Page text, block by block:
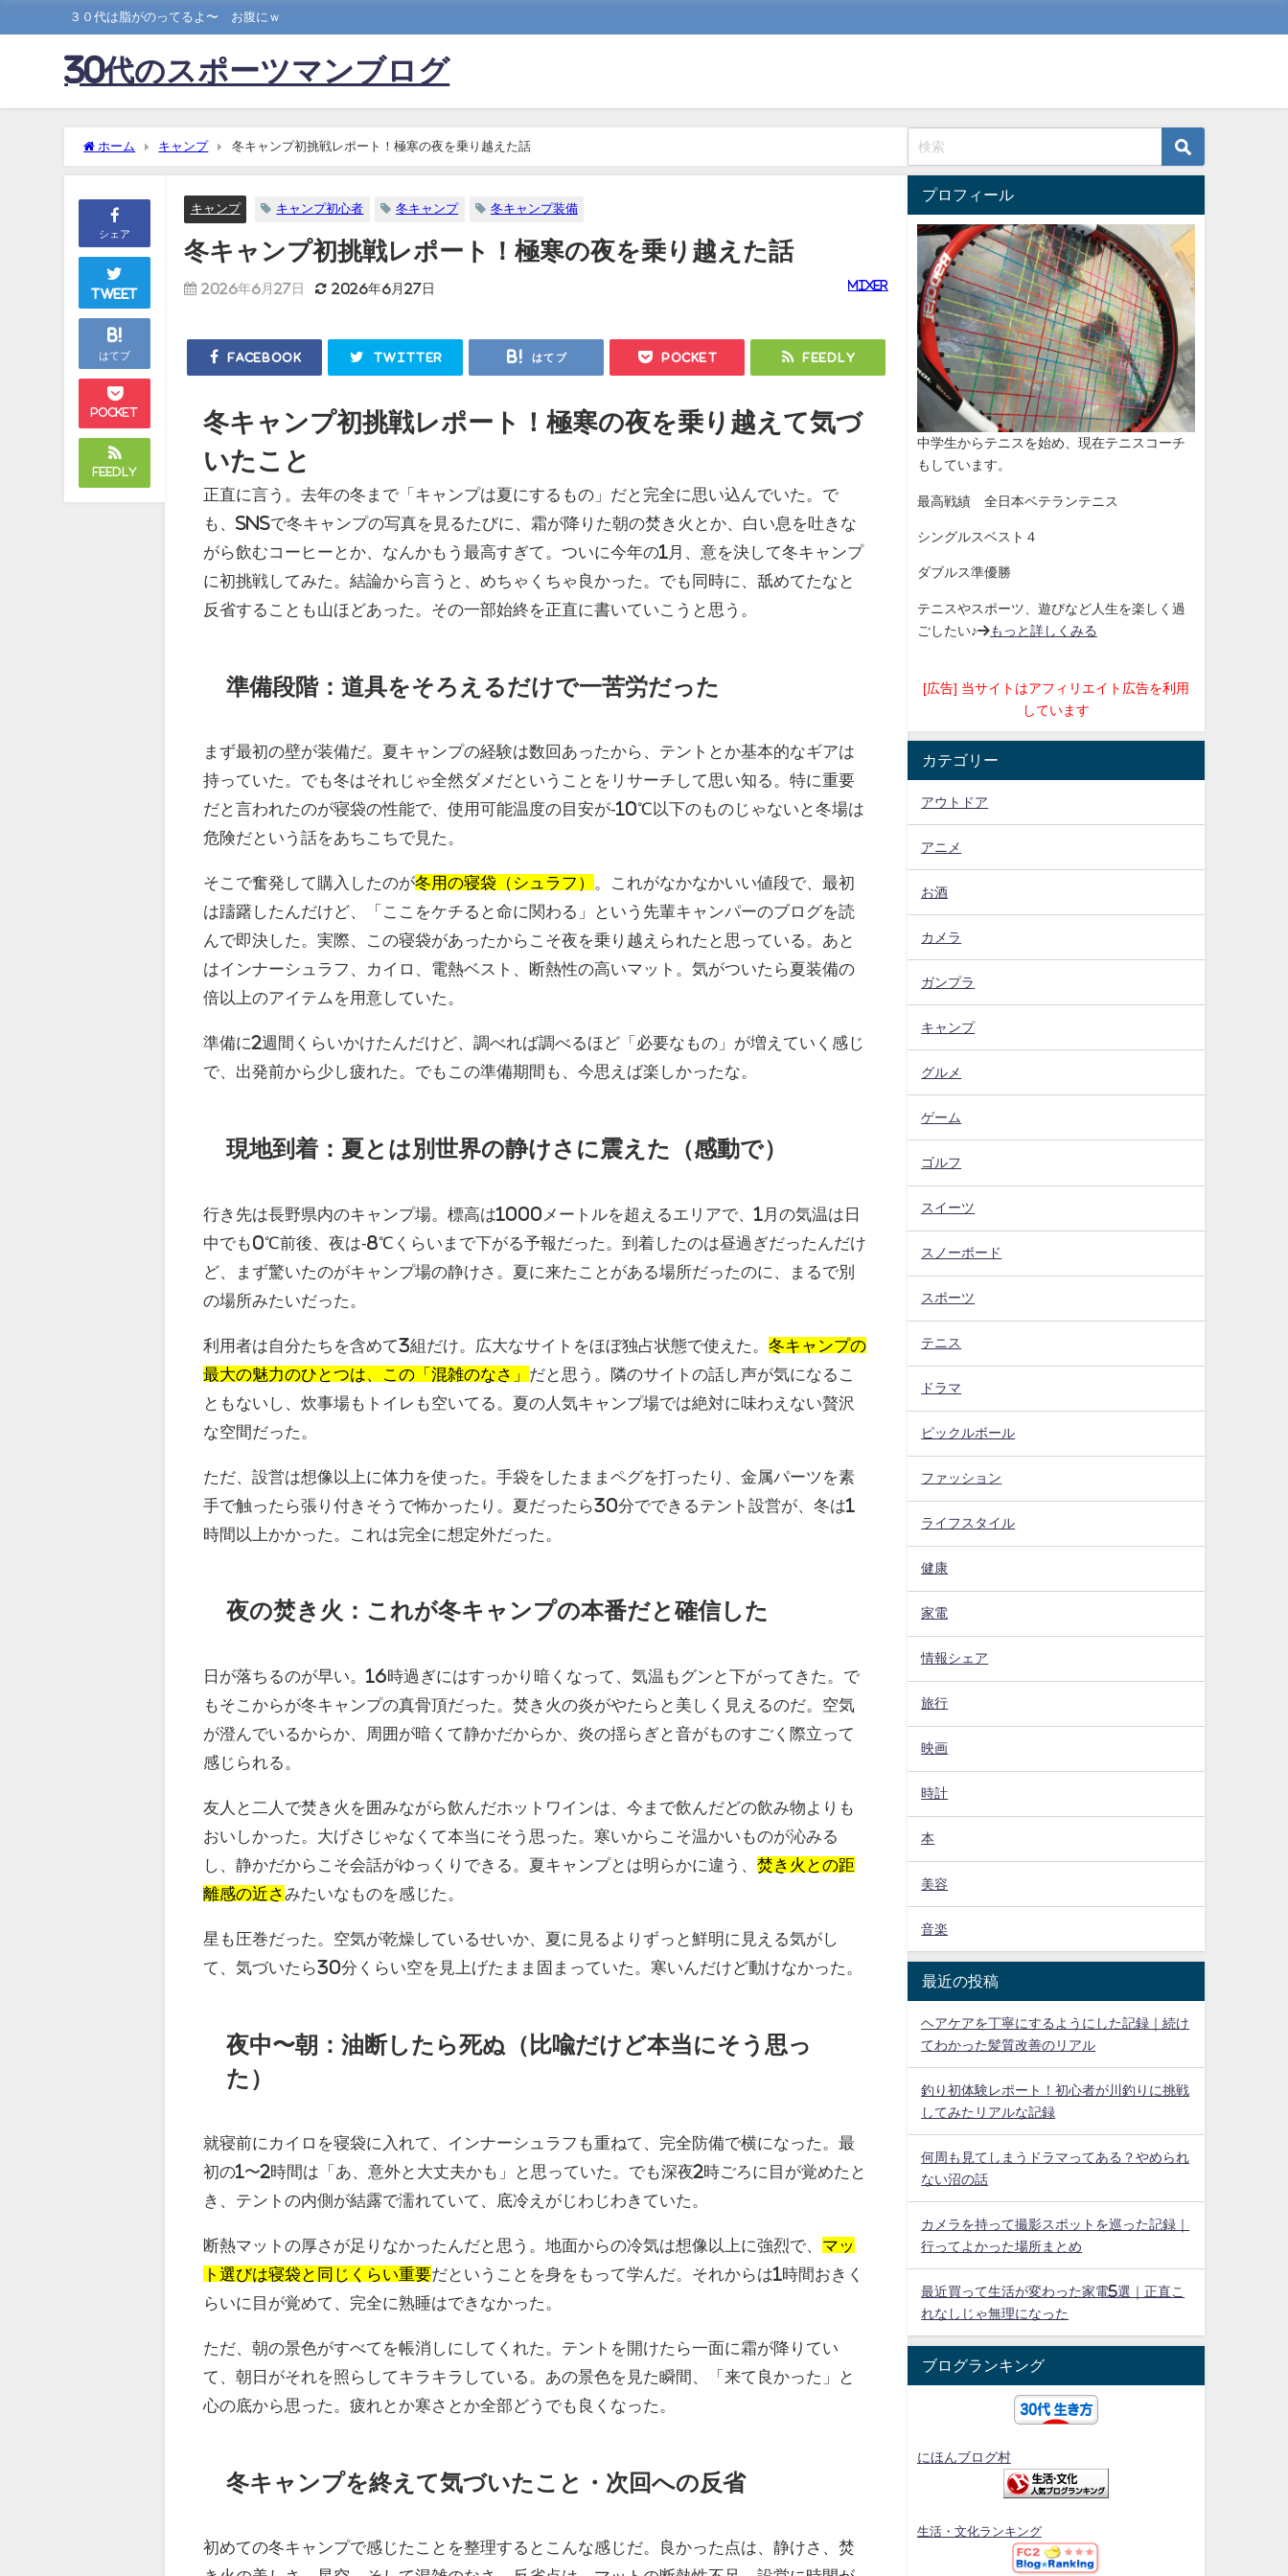
３０代は脂がのってるよ〜 お腹にｗ
30代のスポーツマンブログ
ホーム キャンプ 冬キャンプ初挑戦レポート！極寒の夜を乗り越えた話
シェア
Tweet
B!
はてブ
Pocket
Feedly
キャンプ キャンプ初心者 冬キャンプ 冬キャンプ装備
冬キャンプ初挑戦レポート！極寒の夜を乗り越えた話
2026年6月27日 2026年6月27日 mixer
Facebook Twitter はてブ Pocket Feedly
冬キャンプ初挑戦レポート！極寒の夜を乗り越えて気づ
いたこと
正直に言う。去年の冬まで「キャンプは夏にするもの」だと完全に思い込んでいた。で
も、SNSで冬キャンプの写真を見るたびに、霜が降りた朝の焚き火とか、白い息を吐きな
がら飲むコーヒーとか、なんかもう最高すぎて。ついに今年の1月、意を決して冬キャンプ
に初挑戦してみた。結論から言うと、めちゃくちゃ良かった。でも同時に、舐めてたなと
反省することも山ほどあった。その一部始終を正直に書いていこうと思う。
準備段階：道具をそろえるだけで一苦労だった
まず最初の壁が装備だ。夏キャンプの経験は数回あったから、テントとか基本的なギアは
持っていた。でも冬はそれじゃ全然ダメだということをリサーチして思い知る。特に重要
だと言われたのが寝袋の性能で、使用可能温度の目安が-10℃以下のものじゃないと冬場は
危険だという話をあちこちで見た。
そこで奮発して購入したのが冬用の寝袋（シュラフ）
。これがなかなかいい値段で、最初
は躊躇したんだけど、「ここをケチると命に関わる」という先輩キャンパーのブログを読
んで即決した。実際、この寝袋があったからこそ夜を乗り越えられたと思っている。あと
はインナーシュラフ、カイロ、電熱ベスト、断熱性の高いマット。気がついたら夏装備の
倍以上のアイテムを用意していた。
準備に2週間くらいかけたんだけど、調べれば調べるほど「必要なもの」が増えていく感じ
で、出発前から少し疲れた。でもこの準備期間も、今思えば楽しかったな。
現地到着：夏とは別世界の静けさに震えた（感動で）
行き先は長野県内のキャンプ場。標高は1000メートルを超えるエリアで、1月の気温は日
中でも0℃前後、夜は-8℃くらいまで下がる予報だった。到着したのは昼過ぎだったんだけ
ど、まず驚いたのがキャンプ場の静けさ。夏に来たことがある場所だったのに、まるで別
の場所みたいだった。
利用者は自分たちを含めて3組だけ。広大なサイトをほぼ独占状態で使えた。冬キャンプの
最大の魅力のひとつは、この「混雑のなさ」 だと思う。隣のサイトの話し声が気になるこ
ともないし、炊事場もトイレも空いてる。夏の人気キャンプ場では絶対に味わえない贅沢
な空間だった。
ただ、設営は想像以上に体力を使った。手袋をしたままペグを打ったり、金属パーツを素
手で触ったら張り付きそうで怖かったり。夏だったら30分でできるテント設営が、冬は1
時間以上かかった。これは完全に想定外だった。
夜の焚き火：これが冬キャンプの本番だと確信した
日が落ちるのが早い。16時過ぎにはすっかり暗くなって、気温もグンと下がってきた。で
もそこからが冬キャンプの真骨頂だった。焚き火の炎がやたらと美しく見えるのだ。空気
が澄んでいるからか、周囲が暗くて静かだからか、炎の揺らぎと音がものすごく際立って
感じられる。
友人と二人で焚き火を囲みながら飲んだホットワインは、今まで飲んだどの飲み物よりも
おいしかった。大げさじゃなくて本当にそう思った。寒いからこそ温かいものが沁みる
し、静かだからこそ会話がゆっくりできる。夏キャンプとは明らかに違う、焚き火との距
離感の近さ みたいなものを感じた。
星も圧巻だった。空気が乾燥しているせいか、夏に見るよりずっと鮮明に見える気がし
て、気づいたら30分くらい空を見上げたまま固まっていた。寒いんだけど動けなかった。
夜中〜朝：油断したら死ぬ（比喩だけど本当にそう思っ
た）
就寝前にカイロを寝袋に入れて、インナーシュラフも重ねて、完全防備で横になった。最
初の1〜2時間は「あ、意外と大丈夫かも」と思っていた。でも深夜2時ごろに目が覚めたと
き、テントの内側が結露で濡れていて、底冷えがじわじわきていた。
断熱マットの厚さが足りなかったんだと思う。地面からの冷気は想像以上に強烈で、 マッ
ト選びは寝袋と同じくらい重要だということを身をもって学んだ。それからは1時間おきく
らいに目が覚めて、完全に熟睡はできなかった。
ただ、朝の景色がすべてを帳消しにしてくれた。テントを開けたら一面に霜が降りてい
て、朝日がそれを照らしてキラキラしている。あの景色を見た瞬間、「来て良かった」と
心の底から思った。疲れとか寒さとか全部どうでも良くなった。
冬キャンプを終えて気づいたこと・次回への反省
初めての冬キャンプで感じたことを整理するとこんな感じだ。良かった点は、静けさ、焚
プロフィール
中学生からテニスを始め、現在テニスコーチ
もしています。
最高戦績 全日本ベテランテニス
シングルスベスト４
ダブルス準優勝
テニスやスポーツ、遊びなど人生を楽しく過
ごしたい♪→もっと詳しくみる
[広告] 当サイトはアフィリエイト広告を利用
しています
カテゴリー
アウトドア
アニメ
お酒
カメラ
ガンプラ
キャンプ
グルメ
ゲーム
ゴルフ
スイーツ
スノーボード
スポーツ
テニス
ドラマ
ピックルボール
ファッション
ライフスタイル
健康
家電
情報シェア
旅行
映画
時計
本
美容
音楽
最近の投稿
ヘアケアを丁寧にするようにした記録｜続け
てわかった髪質改善のリアル
釣り初体験レポート！初心者が川釣りに挑戦
してみたリアルな記録
何周も見てしまうドラマってある？やめられ
ない沼の話
カメラを持って撮影スポットを巡った記録｜
行ってよかった場所まとめ
最近買って生活が変わった家電5選｜正直こ
れなしじゃ無理になった
ブログランキング
にほんブログ村
生活・文化ランキング